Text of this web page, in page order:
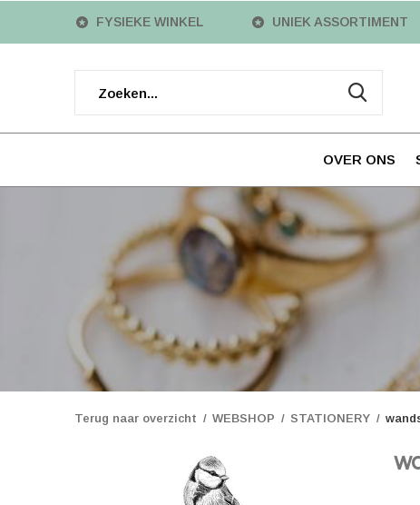
OVER ONS
FYSIEKE WINKEL UNIEK ASSORTIMENT
Terug naar overzicht WEBSHOP STATIONERY